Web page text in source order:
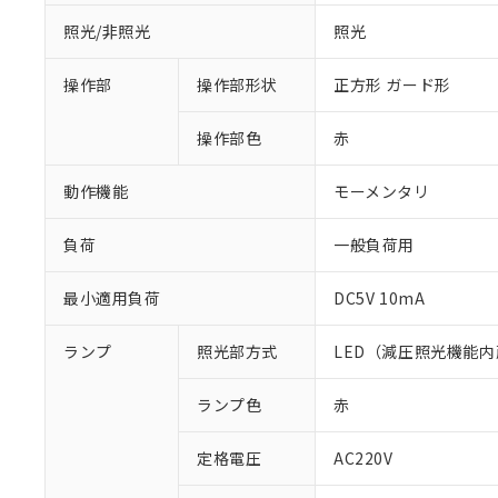
照光/非照光 照光
操作部 操作部形状 正方形 ガード形
操作部色 赤
動作機能 モーメンタリ
負荷 一般負荷用
最小適用負荷 DC5V 10mA
ランプ 照光部方式 LED（減圧照光機能内
ランプ色 赤
定格電圧 AC220V
※1 対応状況